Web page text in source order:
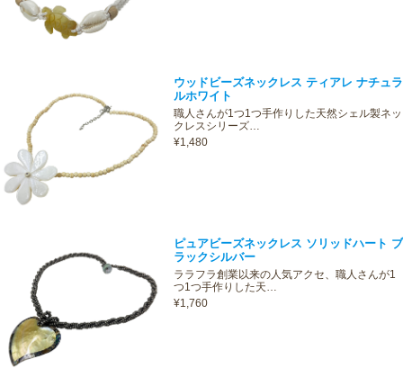
ウッドビーズネックレス ティアレ ナチュラ
ルホワイト
職人さんが1つ1つ手作りした天然シェル製ネッ
クレスシリーズ…
¥1,480
ピュアビーズネックレス ソリッドハート ブ
ラックシルバー
ララフラ創業以来の人気アクセ、職人さんが1
つ1つ手作りした天…
¥1,760